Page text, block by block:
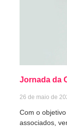
Jornada da
26 de maio de
Com o
associados,